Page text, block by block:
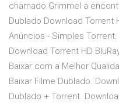
chamado Grimmel a
Dublado Download Torrent
Anúncios - Simples
Download Torrent HD
Baixar com a Melhor
Baixar Filme Dublado.
Dublado + Torrent.